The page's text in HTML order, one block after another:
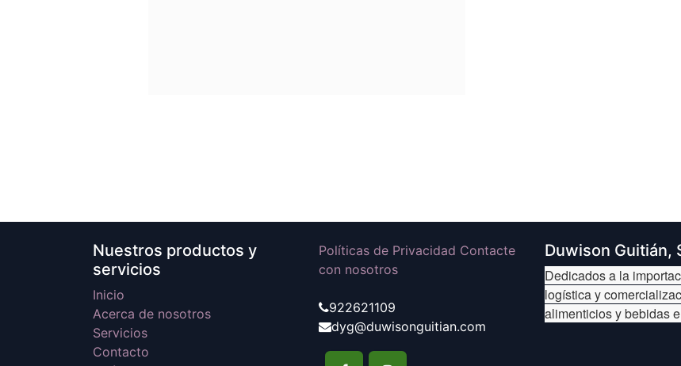
Nuestros productos y
servicios
Inicio
Acerca de nosotros
Servicios
Contacto
Políticas de Privacidad Contacte
con nosotros
922621109
dyg@duwisonguitian.com
Duwison Guitián,
Dedicados a la
logística y
alimenticios y bebidas